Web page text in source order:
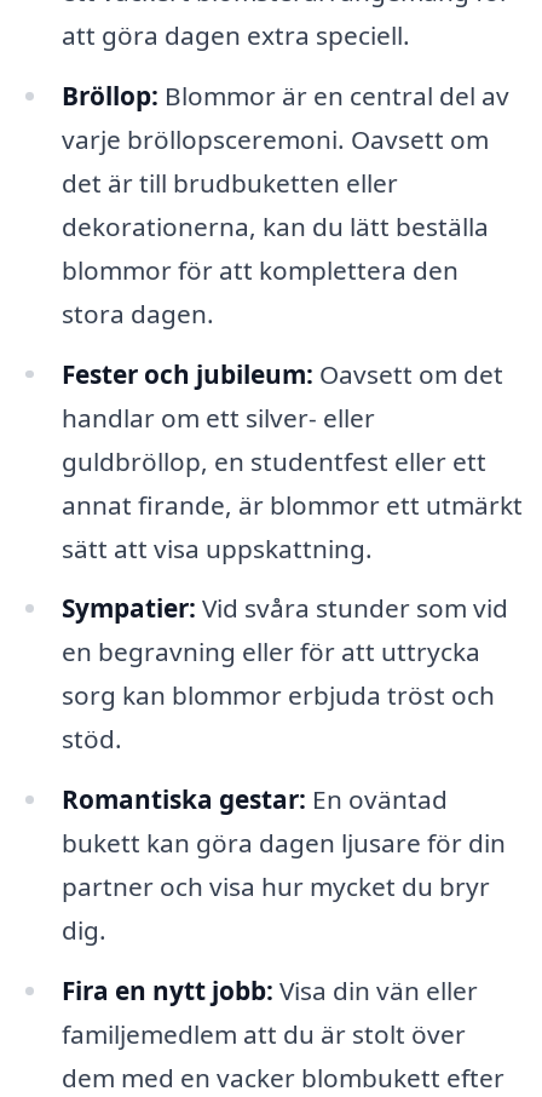
att göra dagen extra speciell.
Bröllop: Blommor är en central del av
varje bröllopsceremoni. Oavsett om
det är till brudbuketten eller
dekorationerna, kan du lätt beställa
blommor för att komplettera den
stora dagen.
Fester och jubileum: Oavsett om det
handlar om ett silver- eller
guldbröllop, en studentfest eller ett
annat firande, är blommor ett utmärkt
sätt att visa uppskattning.
Sympatier: Vid svåra stunder som vid
en begravning eller för att uttrycka
sorg kan blommor erbjuda tröst och
stöd.
Romantiska gestar: En oväntad
bukett kan göra dagen ljusare för din
partner och visa hur mycket du bryr
dig.
Fira en nytt jobb: Visa din vän eller
familjemedlem att du är stolt över
dem med en vacker blombukett efter